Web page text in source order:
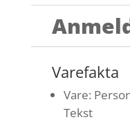
Varefakta
Vare:
Tekst